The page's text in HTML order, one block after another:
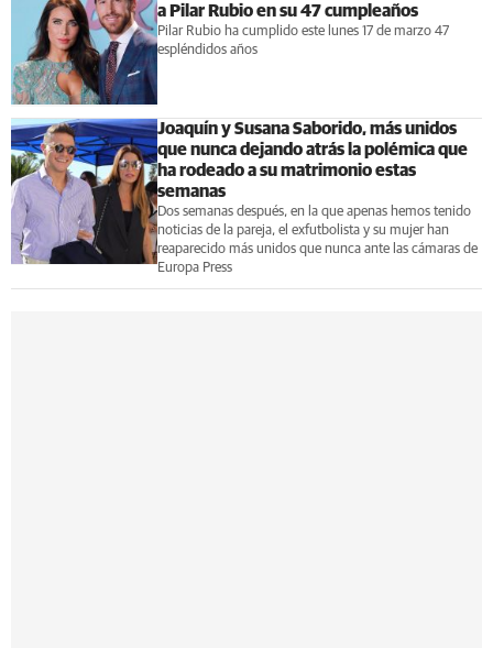
a Pilar Rubio en su 47 cumpleaños
Pilar Rubio ha cumplido este lunes 17 de marzo 47
espléndidos años
Joaquín y Susana Saborido, más unidos
que nunca dejando atrás la polémica que
ha rodeado a su matrimonio estas
semanas
Dos semanas después, en la que apenas hemos tenido
noticias de la pareja, el exfutbolista y su mujer han
reaparecido más unidos que nunca ante las cámaras de
Europa Press